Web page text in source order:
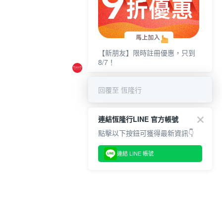
【新朋友】限時註冊優惠，只到
8/7！
回覆至 恆隆行
連結恆隆行LINE 官方帳號
點擊以下按鈕可獲得最新資訊👇
連結 LINE 帳號